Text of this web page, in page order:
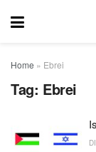
Home » Ebrei
Tag: Ebrei
DI